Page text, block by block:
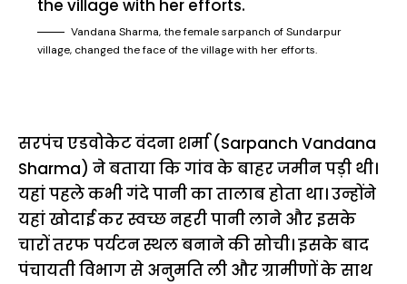
Vandana Sharma, the female sarpanch of Sundarpur
village, changed the face of the village with her efforts.
सरपंच एडवोकेट वंदना शर्मा (Sarpanch Vandana
Sharma) ने बताया कि गांव के बाहर जमीन पड़ी थी।
यहां पहले कभी गंदे पानी का तालाब होता था। उन्होंने
यहां खोदाई कर स्वच्छ नहरी पानी लाने और इसके
चारों तरफ पर्यटन स्थल बनाने की सोची। इसके बाद
पंचायती विभाग से अनुमति ली और ग्रामीणों के साथ